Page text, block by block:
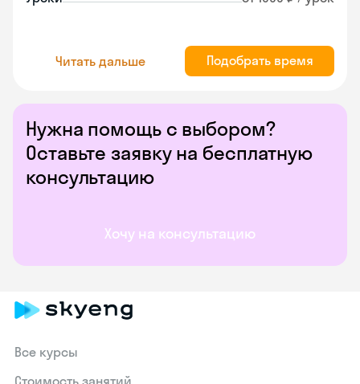
Нужна помощь с выбором?
Оставьте заявку на бесплатную
консультацию
Хочу на консультацию
Читать дальше Подобрать время
Все курсы
Стоимость занятий